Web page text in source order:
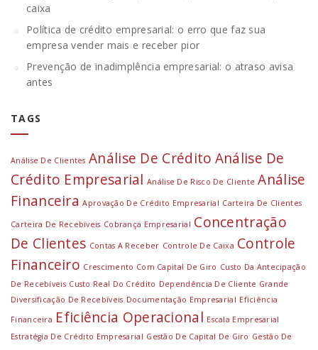
caixa
Política de crédito empresarial: o erro que faz sua
empresa vender mais e receber pior
Prevenção de inadimplência empresarial: o atraso avisa
antes
TAGS
Análise De Clientes Análise De Crédito Análise De
Crédito Empresarial Análise De Risco De Cliente Análise
Financeira Aprovação De Crédito Empresarial Carteira De Clientes
Carteira De Recebíveis Cobrança Empresarial Concentração
De Clientes Contas A Receber Controle De Caixa Controle
Financeiro Crescimento Com Capital De Giro Custo Da Antecipação
De Recebíveis Custo Real Do Crédito Dependência De Cliente Grande
Diversificação De Recebíveis Documentação Empresarial Eficiência
Financeira Eficiência Operacional Escala Empresarial
Estratégia De Crédito Empresarial Gestão De Capital De Giro Gestão De